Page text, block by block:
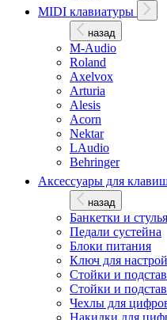
MIDI клавиатуры
назад
M-Audio
Roland
Axelvox
Arturia
Alesis
Acorn
Nektar
LAudio
Behringer
Аксессуары для
назад
Банкетки и стулья
Педали сустейна
Блоки питания
Ключ для
Стойки и
Стойки и
Чехлы для
Накидки для